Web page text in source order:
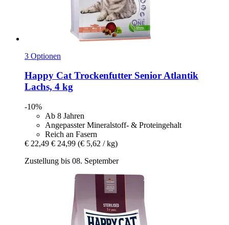
3 Optionen
Happy CatTrockenfutter Senior Atlantik
Lachs, 4 kg
-10%
Ab 8 Jahren
Angepasster Mineralstoff- & Proteingehalt
Reich an Fasern
€ 22,49 € 24,99 (€ 5,62 / kg)
Zustellung bis 08. September